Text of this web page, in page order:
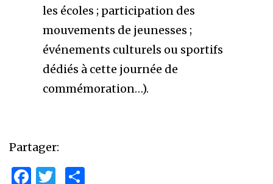
les écoles ; participation des
mouvements de jeunesses ;
événements culturels ou sportifs
dédiés à cette journée de
commémoration…).
Partager:
Facebook
Twitter